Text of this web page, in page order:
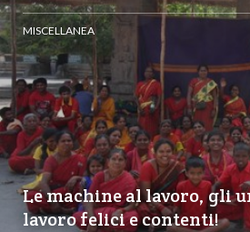
MISCELLANEA
Le machine al lavoro, gli
lavoro felici e contenti!